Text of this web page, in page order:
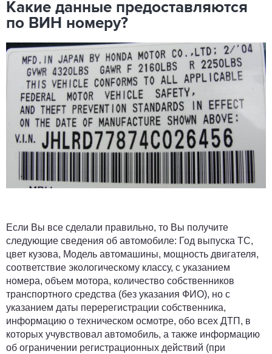
Какие данные предоставляются
по ВИН номеру?
Если Вы все сделали правильно, то Вы получите
следующие сведения об автомобиле: Год выпуска ТС,
цвет кузова, Модель автомашины, мощность двигателя,
соответствие экологическому классу, с указанием
номера, объем мотора, количество собственников
транспортного средства (без указания ФИО), но с
указанием даты перерегистрации собственника,
информацию о техническом осмотре, обо всех ДТП, в
которых учувствовал автомобиль, а также информацию
об ограничении регистрационных действий (при